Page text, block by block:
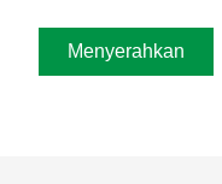
Menyerahkan